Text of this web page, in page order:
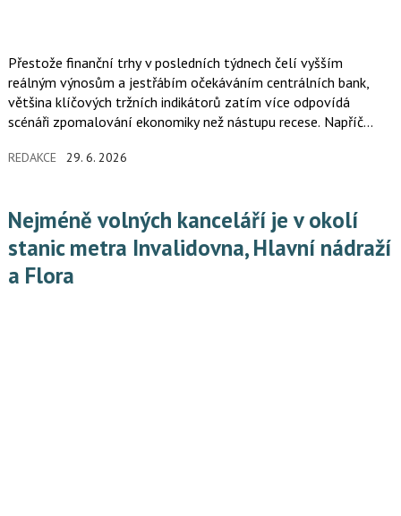
Přestože finanční trhy v posledních týdnech čelí vyšším
reálným výnosům a jestřábím očekáváním centrálních bank,
většina klíčových tržních indikátorů zatím více odpovídá
scénáři zpomalování ekonomiky než nástupu recese. Napříč
zpomaluje, ale nadále stojí na relativně zdravých
izolovaně. Takzvaný cross-asset pohled totiž nabízí mnohem
přesnější obrázek o tom, jaká rizika a očekávání jsou aktuálně
promítnuta do cen jednotlivých aktiv.
REDAKCE 29. 6. 2026
Nejméně volných kanceláří je v okolí
stanic metra Invalidovna, Hlavní nádraží
a Flora